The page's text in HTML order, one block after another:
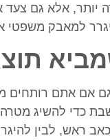
יותר, אלא גם צעד
למאבק משפטי
אם אתם רותחים
כדי להשיג
ראש, לבין